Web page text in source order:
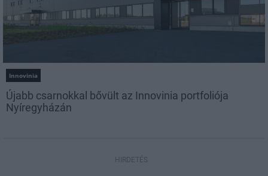
Innovinia
Újabb csarnokkal bővült az Innovinia portfoliója
Nyíregyházán
HIRDETÉS